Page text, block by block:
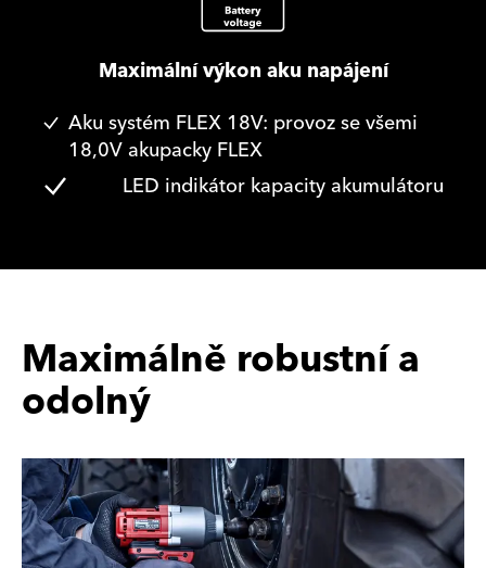
Maximální výkon aku napájení
Aku systém FLEX 18V: provoz se všemi
18,0V akupacky FLEX
LED indikátor kapacity akumulátoru
Maximálně robustní a
odolný